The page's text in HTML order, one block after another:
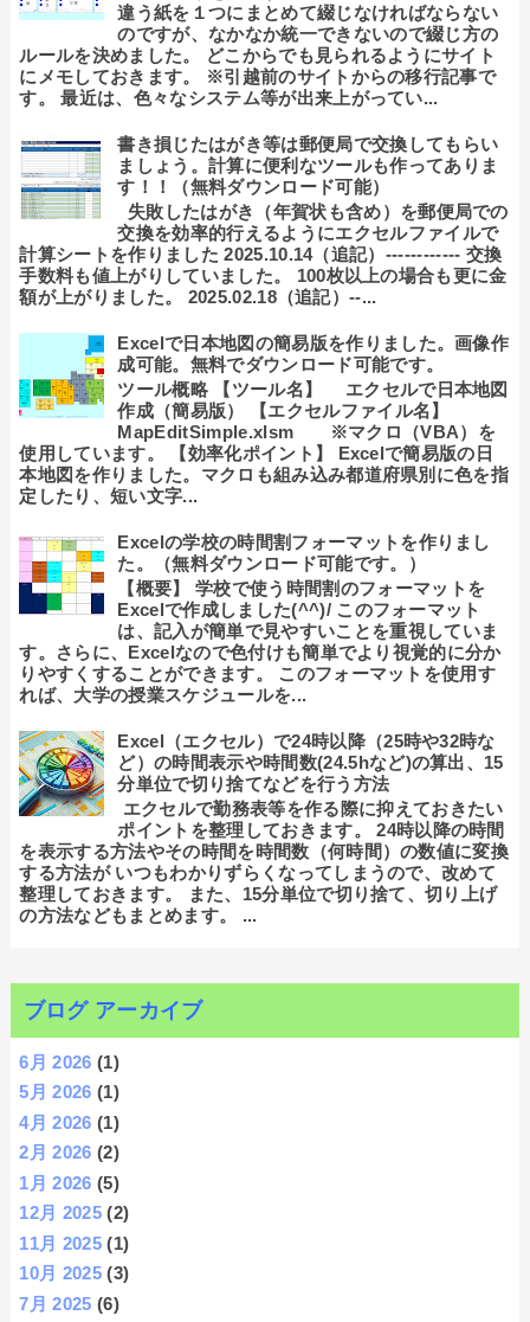
違う紙を１つにまとめて綴じなければならない
のですが、なかなか統一できないので綴じ方の
ルールを決めました。 どこからでも見られるようにサイト
にメモしておきます。 ※引越前のサイトからの移行記事で
す。 最近は、色々なシステム等が出来上がってい...
書き損じたはがき等は郵便局で交換してもらい
ましょう。計算に便利なツールも作ってありま
す！！（無料ダウンロード可能）
失敗したはがき（年賀状も含め）を郵便局での
交換を効率的行えるようにエクセルファイルで
計算シートを作りました 2025.10.14（追記）------------ 交換
手数料も値上がりしていました。 100枚以上の場合も更に金
額が上がりました。 2025.02.18（追記）--...
Excelで日本地図の簡易版を作りました。画像作
成可能。無料でダウンロード可能です。
ツール概略 【ツール名】 エクセルで日本地図
作成（簡易版） 【エクセルファイル名】
MapEditSimple.xlsm ※マクロ（VBA）を
使用しています。 【効率化ポイント】 Excelで簡易版の日
本地図を作りました。マクロも組み込み都道府県別に色を指
定したり、短い文字...
Excelの学校の時間割フォーマットを作りまし
た。（無料ダウンロード可能です。）
【概要】 学校で使う時間割のフォーマットを
Excelで作成しました(^^)/ このフォーマット
は、記入が簡単で見やすいことを重視していま
す。さらに、Excelなので色付けも簡単でより視覚的に分か
りやすくすることができます。 このフォーマットを使用す
れば、大学の授業スケジュールを...
Excel（エクセル）で24時以降（25時や32時な
ど）の時間表示や時間数(24.5hなど)の算出、15
分単位で切り捨てなどを行う方法
エクセルで勤務表等を作る際に抑えておきたい
ポイントを整理しておきます。 24時以降の時間
を表示する方法やその時間を時間数（何時間）の数値に変換
する方法が いつもわかりずらくなってしまうので、改めて
整理しておきます。 また、15分単位で切り捨て、切り上げ
の方法などもまとめます。 ...
ブログ アーカイブ
6月 2026 (1)
5月 2026 (1)
4月 2026 (1)
2月 2026 (2)
1月 2026 (5)
12月 2025 (2)
11月 2025 (1)
10月 2025 (3)
7月 2025 (6)